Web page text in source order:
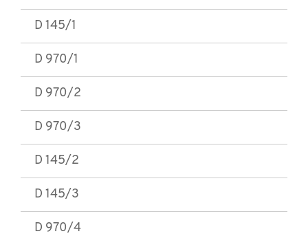
D 145/1
D 970/1
D 970/2
D 970/3
D 145/2
D 145/3
D 970/4